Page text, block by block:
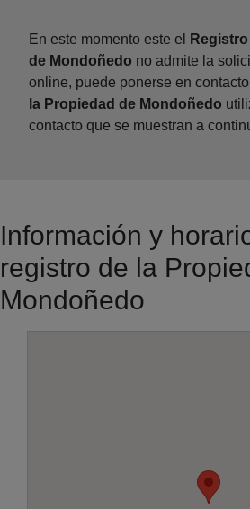
En este momento este el
de Mondoñedo no admite la
online, puede ponerse en contacto
la Propiedad de Mondoñedo
contacto que se muestran a
Información y
registro de la
Mondoñedo